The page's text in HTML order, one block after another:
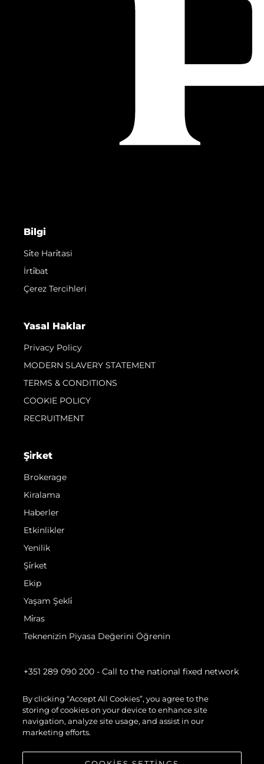
Bilgi
Si̇te Hari̇tasi
İrti̇bat
Çerez Tercihleri
Yasal Haklar
Privacy Policy
MODERN SLAVERY STATEMENT
TERMS & CONDITIONS
COOKIE POLICY
RECRUITMENT
Şi̇rket
Brokerage
Kiralama
Haberler
Etkinlikler
Yenilik
Şi̇rket
Ekip
Yaşam Şekli̇
Mi̇ras
Teknenizin Piyasa Değerini Öğrenin
+351 289 090 200 - Call to the national fixed network
By clicking “Accept All Cookies”, you agree to the
storing of cookies on your device to enhance site
navigation, analyze site usage, and assist in our
marketing efforts.